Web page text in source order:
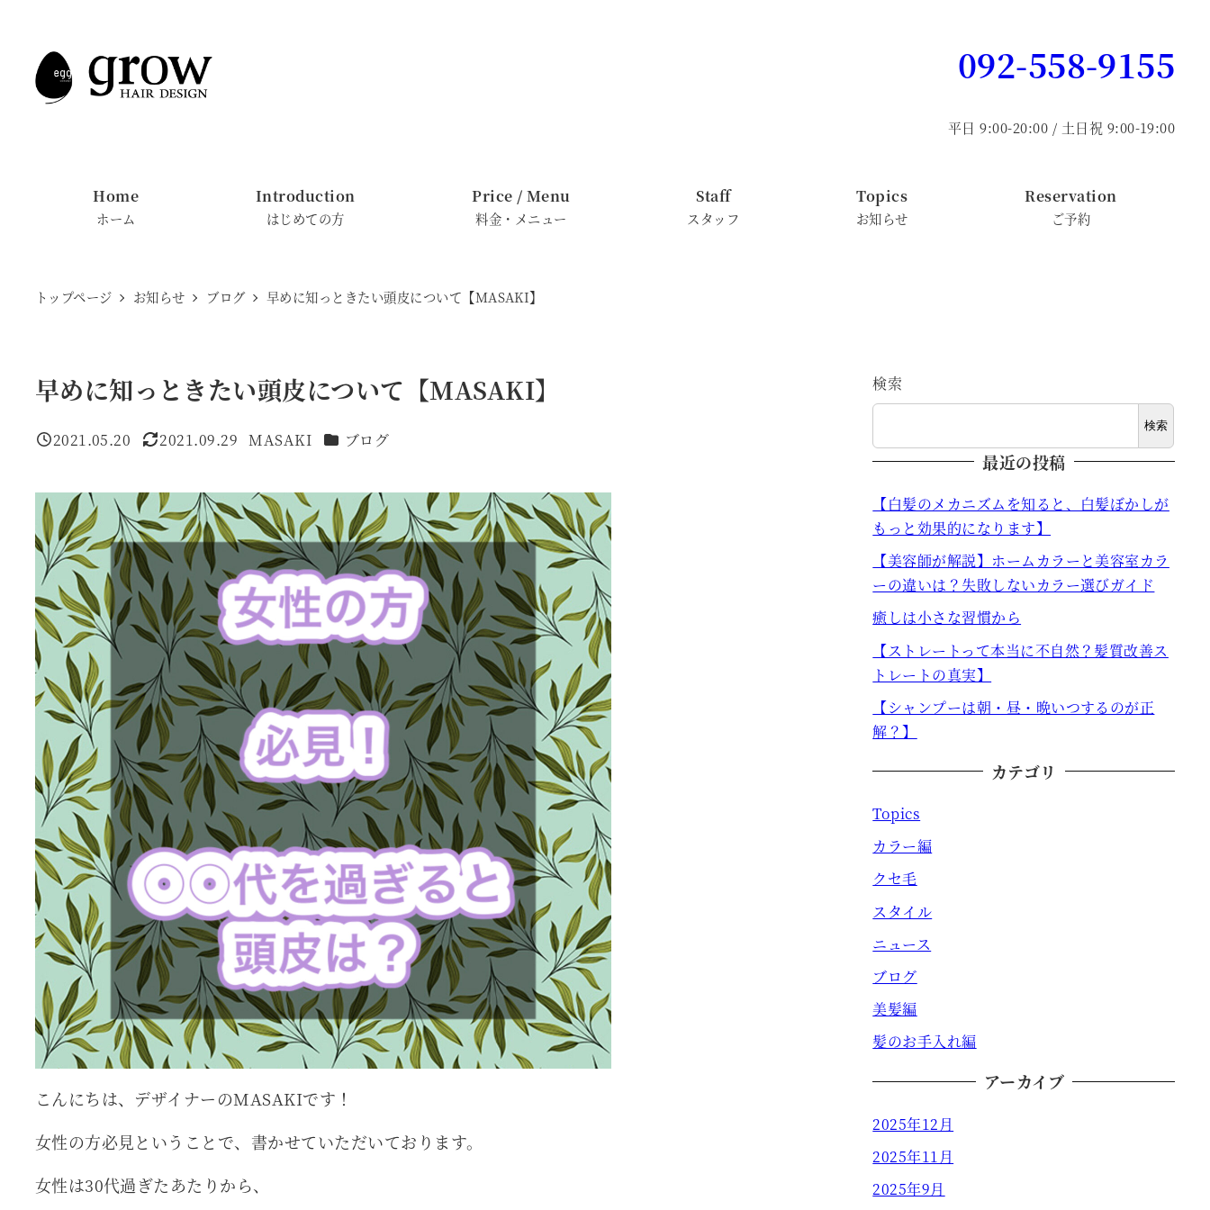
092-558-9155
平日 9:00-20:00 / 土日祝 9:00-19:00
Home
ホーム
Introduction
はじめての方
Price / Menu
料金・メニュー
Staff
スタッフ
Topics
お知らせ
Reservation
ご予約
トップページ お知らせ ブログ 早めに知っときたい頭皮について【MASAKI】
早めに知っときたい頭皮について【MASAKI】
投稿日
2021.05.20
更新日
2021.09.29
著
MASAKI カテゴリー
ブログ
こんにちは、デザイナーのMASAKIです！
女性の方必見ということで、書かせていただいております。
女性は30代過ぎたあたりから、
検索
検索
最近の投稿
【白髪のメカニズムを知ると、白髪ぼかしが
もっと効果的になります】
【美容師が解説】ホームカラーと美容室カラ
ーの違いは？失敗しないカラー選びガイド
癒しは小さな習慣から
【ストレートって本当に不自然？髪質改善ス
トレートの真実】
【シャンプーは朝・昼・晩いつするのが正
解？】
カテゴリ
Topics
カラー編
クセ毛
スタイル
ニュース
ブログ
美髪編
髪のお手入れ編
アーカイブ
2025年12月
2025年11月
2025年9月